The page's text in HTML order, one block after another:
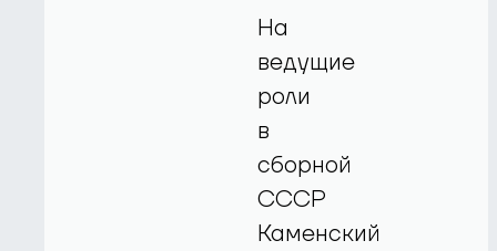
На
ведущие
роли
в
сборной
СССР
Каменский